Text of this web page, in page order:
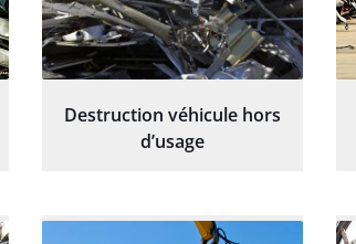
Destruction véhicule hors
d’usage